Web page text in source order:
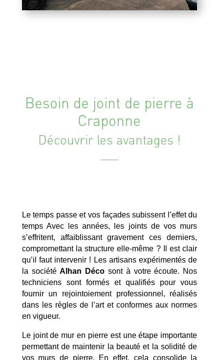
Besoin de joint de pierre à
Craponne
Découvrir les avantages !
Le temps passe et vos façades subissent l’effet du
temps Avec les années, les joints de vos murs
s’effritent, affaiblissant gravement ces derniers,
compromettant la structure elle-même ? Il est clair
qu’il faut intervenir ! Les artisans expérimentés de
la sociétéAlhan Déco sont à votre écoute. Nos
techniciens sont formés et qualifiés pour vous
fournir un rejointoiement professionnel, réalisés
dans les règles de l’art et conformes aux normes
en vigueur.
Le joint de mur en pierre est une étape importante
permettant de maintenir la beauté et la solidité de
vos murs de pierre. En effet, cela consolide la